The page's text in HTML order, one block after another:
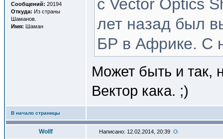
Сообщений: 20194
Откуда: Из страны
Шаманов.
Имя: Шаман
с Vector Optics
лет назад был
БР в Африке. С
Может быть и так,
Вектор кака. ;)
В начало страницы
Wollf Написано: 12.02.2014, 20:39